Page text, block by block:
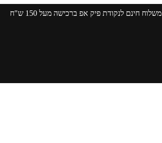
משלוח חינם לנקודת פיק אפ ברכישה מעל 150 ש"ח